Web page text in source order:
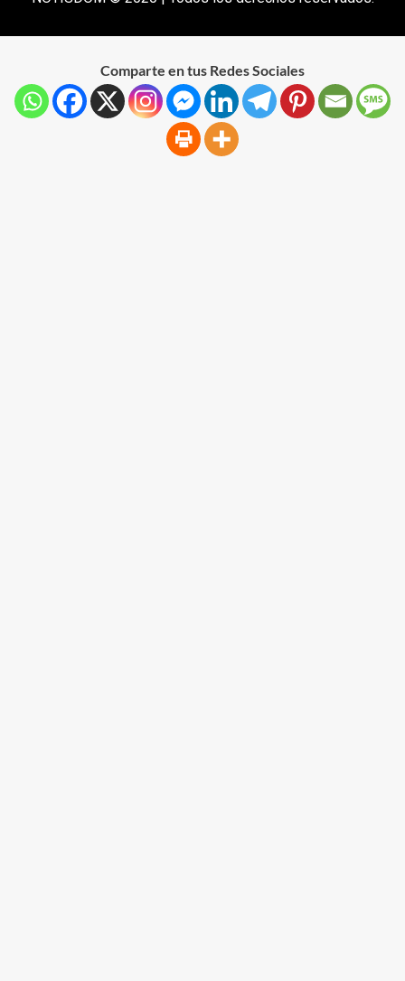
Comparte en tus Redes Sociales